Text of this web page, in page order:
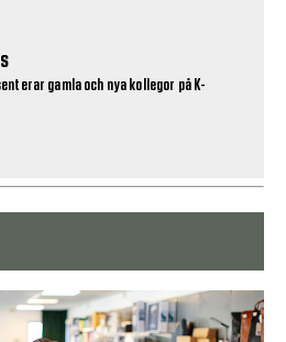
gamla och nya kollegor på K-